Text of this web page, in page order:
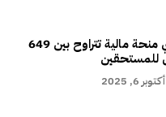
التأمين الوطني منحة مالية تتراوح بين 649
أكتوبر 6, 2025